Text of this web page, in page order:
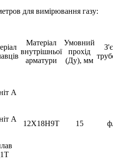
для вимірювання газу:
Матеріал
внутрішньої
арматури
Умовний
прохід
(Ду), мм
А
12Х18Н9Т 15
А